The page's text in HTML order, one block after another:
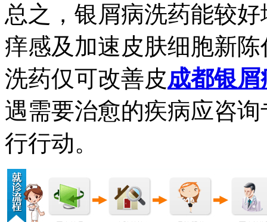
总之，银屑病洗药能较
痒感及加速皮肤细胞新
洗药仅可改善皮成都银
遇需要治愈的疾病应咨
行行动。